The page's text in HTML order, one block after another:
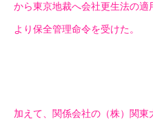
から東京地裁へ会社更生法の
より保全管理命令を受けた。
加えて、関係会社の（株）関